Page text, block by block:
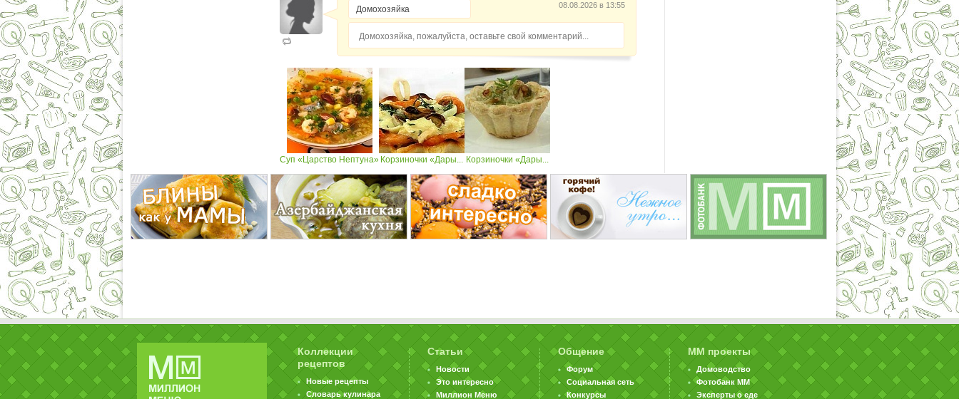
08.08.2026 в 13:55
Домохозяйка, пожалуйста, оставьте свой комментарий...
Суп «Царство Нептуна» Корзиночки «Дары... Корзиночки «Дары...
Коллекции
рецептов
Новые рецепты
Словарь кулинара
Статьи
Новости
Это интересно
Миллион Меню
Общение
Форум
Социальная сеть
Конкурсы
ММ проекты
Домоводство
Фотобанк ММ
Эксперты о еде